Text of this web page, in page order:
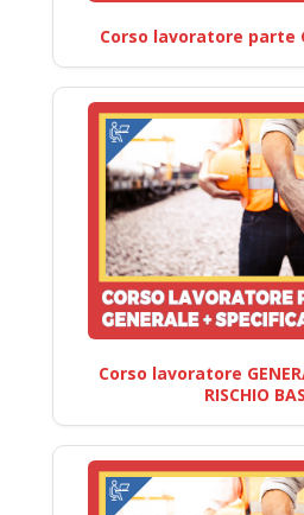
Corso lavoratore parte
Corso lavoratore
RISCHIO